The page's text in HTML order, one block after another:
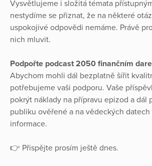
Vysvětlujeme i složitá témata
nestydíme se přiznat, že na některé
uspokojivé odpovědi nemáme. Právě
nich mluvit.
Podpořte podcast 2050 finančním
Abychom mohli dál bezplatně šířit
potřebujeme vaši podporu. Vaše
pokrýt náklady na přípravu epizod a dál
publiku ověřené a na vědeckých
informace.
👉 Přispějte prosím ještě dnes.